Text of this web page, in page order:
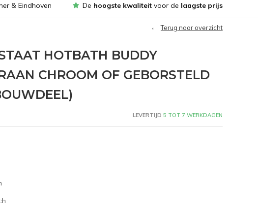
& Eindhoven De hoogste kwaliteit voor de laagste prijs
Terug naar overzicht
HOTBATH BUDDY
CHROOM OF GEBORSTELD
LEVERTIJD 5 TOT 7 WERKDAGEN